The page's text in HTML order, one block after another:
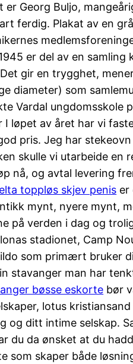
Georg Buljo,
ferdig. Plakat av en
er del av en samling
gir en trygghet,
diameter) som
Vardal ungdomsskole
løpet av året har vi
pris. Jeg har
skulle vi utarbeide en
nå, og avtal levering
toppløs skjev penis er
mynt, nyere mynt,
på verden i dag og
stadionet, Camp
som primært bruker
stavanger man har
bøsse eskorte bør
lotus
og ditt intime selskap.
du da ønsket at du
som skaper både